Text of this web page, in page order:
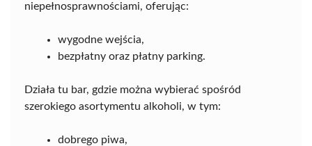
niepełnosprawnościami, oferując:
wygodne wejścia,
bezpłatny oraz płatny parking.
Działa tu bar, gdzie można wybierać spośród
szerokiego asortymentu alkoholi, w tym:
dobrego piwa,